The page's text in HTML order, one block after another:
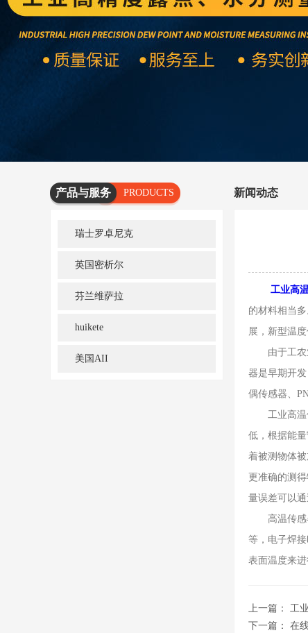
产品与服务
PRODUCTS
SERVICES
瑞士罗卓尼克
英国密析尔
芬兰维萨拉
huikete
美国AII
新闻动态
工业高
的材料相当
展，新型温度
由于工农业
器是早期开
偶传感器、
工业高温传
低，根据能
着被测物体
更准确的测
量误差可以
高温传感器
等，电子焊
表面温度来进
上一篇： 工
下一篇： 在